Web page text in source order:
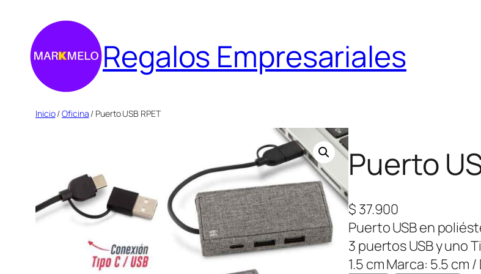
contenido
Regalos Empresariales
Inicio/Oficina / Puerto USB RPET
Puerto
$ 37.900
Puerto USB en
3 puertos USB y uno
1.5 cm Marca: 5.5 cm /